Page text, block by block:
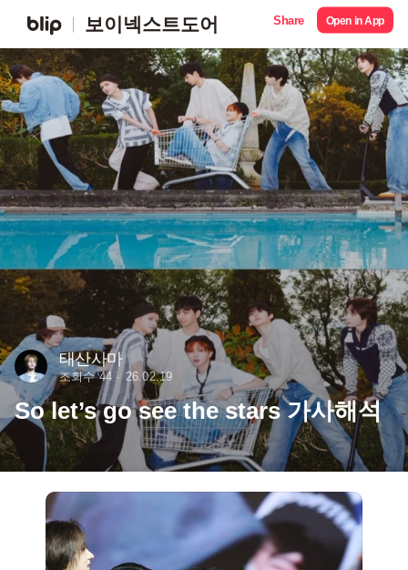
보이넥스트도어 Share Open in App
태산사마
조회수 44 26.02.19
So let’s go see the stars 가사해석